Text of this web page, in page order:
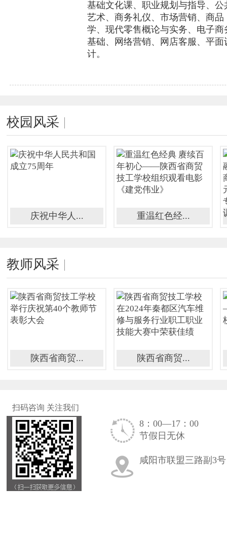
基础文化课、职业规划与指导、公
艺术、商务礼仪、市场营销、商品
学、现代零售概论与实务、电子商
基础、网络营销、网店客服、平面
计。
校园风采
庆祝中华人... 重温红色经...
教师风采
陕西省商贸... 陕西省商贸...
扫码咨询 关注我们
8：00—17：00
节假日无休
咸阳市联盟三路副3号